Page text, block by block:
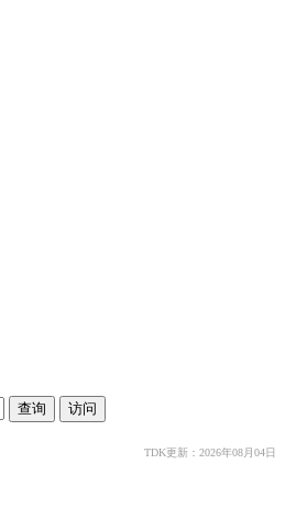
TDK更新：2026年08月04日